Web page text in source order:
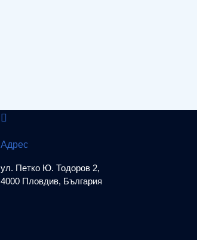
Адрес
ул. Петко Ю. Тодоров 2,
4000 Пловдив, България